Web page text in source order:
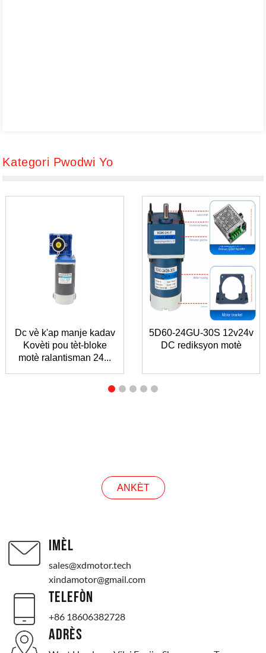
Kategori Pwodwi Yo
Dc vè k'ap manje kadav
Kovèti pou tèt-bloke
motè ralantisman 24...
5D60-24GU-30S 12v24v
DC rediksyon motè
ANKÈT
IMÈL
sales@xdmotor.tech
xindamotor@gmail.com
TELEFÒN
+86 18606382728
ADRÈS